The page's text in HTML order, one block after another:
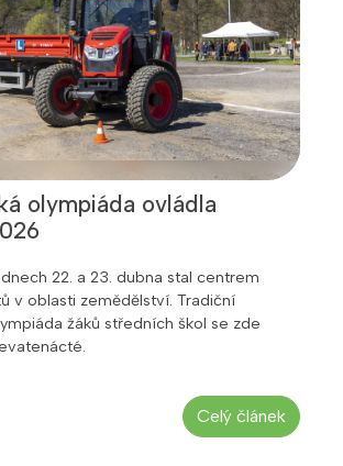
olympiáda ovládla
22. a 23. dubna stal centrem
v oblasti zemědělství. Tradiční
žáků středních škol se zde
Celý článek